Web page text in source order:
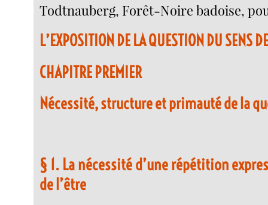
Todtnauberg, Forêt-Noire badoise,
L’EXPOSITION DE LA QUESTION DU SENS
CHAPITRE PREMIER
Nécessité, structure et primauté de la
§ 1. La nécessité d’une répétition
de l’être